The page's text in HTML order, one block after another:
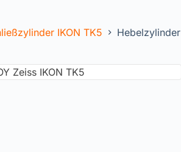
IKON TK5